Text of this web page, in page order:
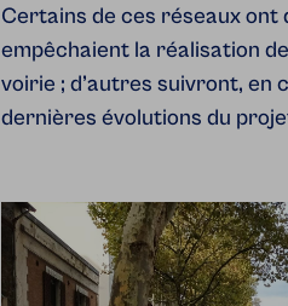
Certains de ces réseaux ont
empêchaient la réalisation
voirie ; d’autres suivront, en
dernières évolutions du